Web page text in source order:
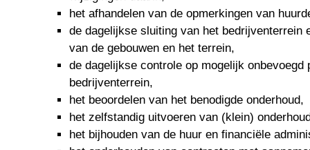
het afhandelen van de opmerkingen van
de dagelijkse sluiting van het bedrijventerrein
van de gebouwen en het terrein,
de dagelijkse controle op mogelijk onbevoegd
bedrijventerrein,
het beoordelen van het benodigde onderhoud,
het zelfstandig uitvoeren van (klein)
het bijhouden van de huur en financiële